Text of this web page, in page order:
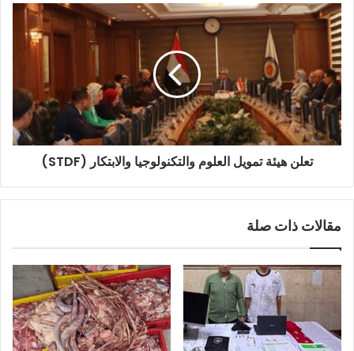
ي
تعلن هيئة تمويل العلوم والتكنولوجيا والابتكار (STDF)
مقالات ذات صلة